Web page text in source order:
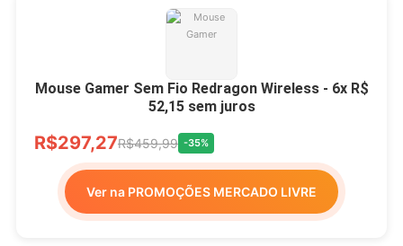
Mouse Gamer Sem Fio Redragon Wireless - 6x R$
52,15 sem juros
R$297,27R$459,99 -35%
Ver na PROMOÇÕES MERCADO LIVRE